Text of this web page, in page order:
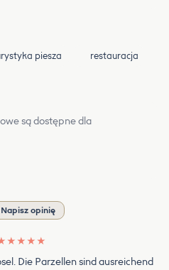
piesza
restauracja
są dostępne dla
Napisz opinię
★ ★ ★ ★
Die Parzellen sind ausreichend